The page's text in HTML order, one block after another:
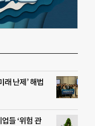
래 난제’ 해법
들 ‘위험 관